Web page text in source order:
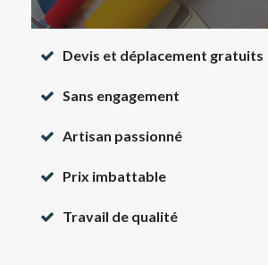
Devis et déplacement gratuits
Sans engagement
Artisan passionné
Prix imbattable
Travail de qualité